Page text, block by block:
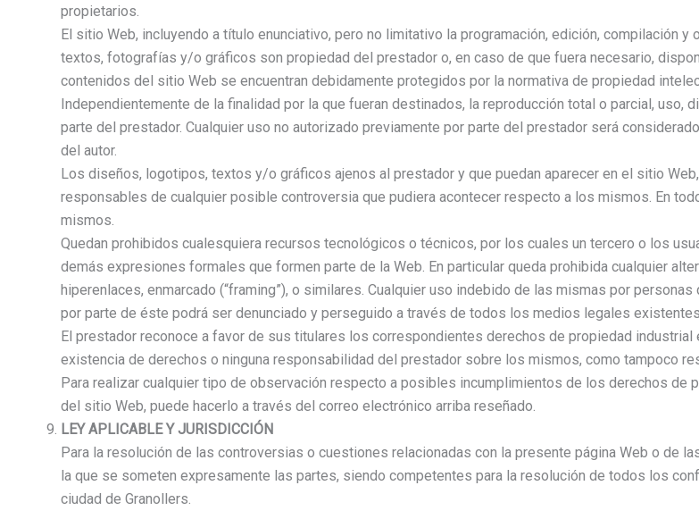
propietarios.
El sitio Web, incluyendo a título enunciativo, pero no limitativo la programación, edición, compilación
textos, fotografías y/o gráficos son propiedad del prestador o, en caso de que fuera necesario,
contenidos del sitio Web se encuentran debidamente protegidos por la normativa de propiedad
Independientemente de la finalidad por la que fueran destinados, la reproducción total o parcial,
parte del prestador. Cualquier uso no autorizado previamente por parte del prestador será
del autor.
Los diseños, logotipos, textos y/o gráficos ajenos al prestador y que puedan aparecer en el sitio
responsables de cualquier posible controversia que pudiera acontecer respecto a los mismos. En
mismos.
Quedan prohibidos cualesquiera recursos tecnológicos o técnicos, por los cuales un tercero o los
demás expresiones formales que formen parte de la Web. En particular queda prohibida cualquier
hiperenlaces, enmarcado (“framing”), o similares. Cualquier uso indebido de las mismas por
por parte de éste podrá ser denunciado y perseguido a través de todos los medios legales
El prestador reconoce a favor de sus titulares los correspondientes derechos de propiedad
existencia de derechos o ninguna responsabilidad del prestador sobre los mismos, como tampoco
Para realizar cualquier tipo de observación respecto a posibles incumplimientos de los derechos
del sitio Web, puede hacerlo a través del correo electrónico arriba reseñado.
LEY APLICABLE Y JURISDICCIÓN
Para la resolución de las controversias o cuestiones relacionadas con la presente página Web o de
la que se someten expresamente las partes, siendo competentes para la resolución de todos los
ciudad de Granollers.